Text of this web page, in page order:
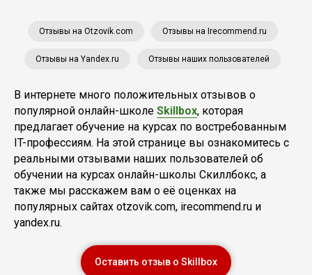
Отзывы на Otzovik.com Отзывы на Irecommend.ru
Отзывы на Yandex.ru Отзывы наших пользователей
В интернете много положительных отзывов о
популярной онлайн-школе Skillbox, которая
предлагает обучение на курсах по востребованным
IT-профессиям. На этой странице вы ознакомитесь с
реальными отзывами наших пользователей об
обучении на курсах онлайн-школы Скиллбокс, а
также мы расскажем вам о её оценках на
популярных сайтах otzovik.com, irecommend.ru и
yandex.ru.
Оставить отзыв о Skillbox